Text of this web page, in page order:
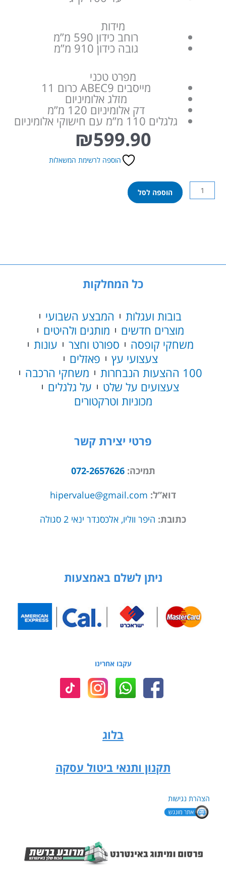
מידות
רוחב כידון 590 מ”מ
גובה כידון 910 מ”מ
מפרט טכני
מייסבים ABEC9 כרום 11
מזלג אלומיניום
דק אלומיניום 120 מ”מ
גלגלים 110 מ”מ עם חישוקי אלומיניום
₪599.90
הוספה לרשימת המשאלות
כמות
של
Pro
הוספה לסל
כל המחלקות
בובות ועגלות
המבצע השבועי
מוצרים חדשים
מותגים ולהיטים
משחקי קופסה
ספורט וחצר
עונות
צעצועי עץ
פאזלים
100 ההצעות הנבחרות
משחקי הרכבה
צעצועים על שלט
על גלגלים
מכוניות וטרקטורים
פרטי יצירת קשר
תמיכה:072-2657626
דוא”ל: hipervalue@gmail.com
כתובת: היפר ווליו, אלכסנדר ינאי 2 סגולה
ניתן לשלם באמצעות
עקבו אחרינו
בלוג
תקנון ותנאי ביטול עסקה
הצהרת נגישות